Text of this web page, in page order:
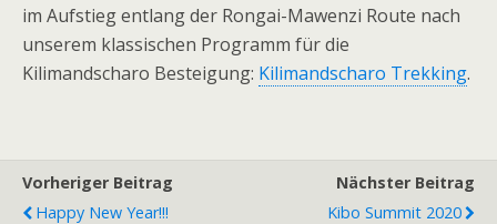
im Aufstieg entlang der Rongai-Mawenzi Route nach
unserem klassischen Programm für die
Kilimandscharo Besteigung: Kilimandscharo Trekking.
Vorheriger Beitrag
Happy New Year!!!
Nächster Beitrag
Kibo Summit 2020